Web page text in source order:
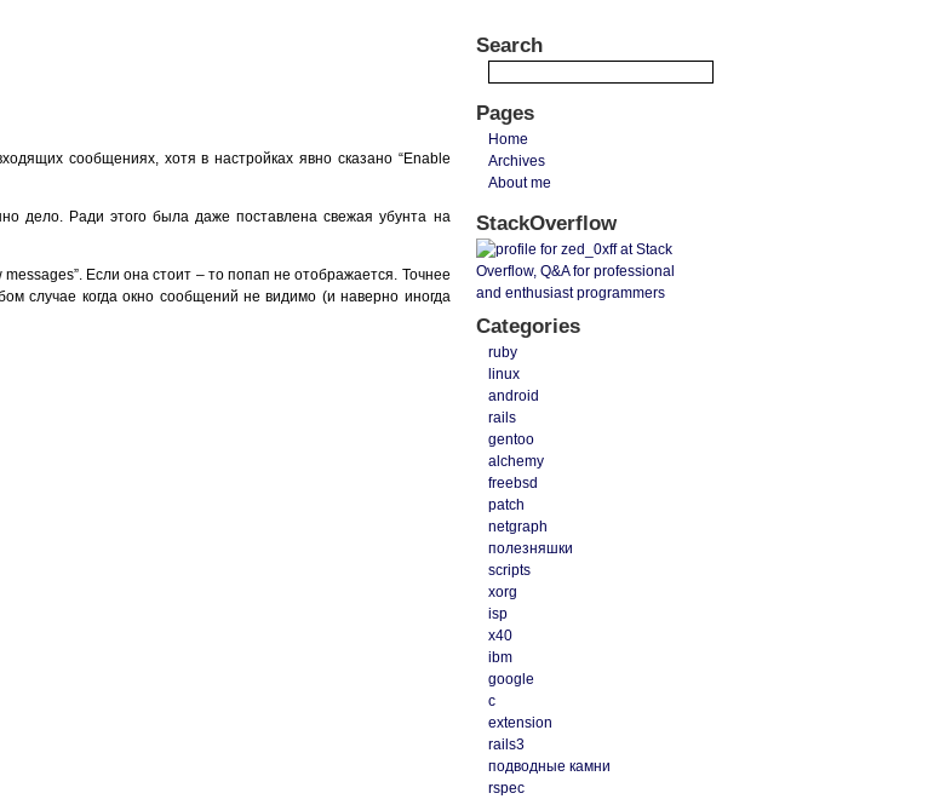
сообщениях, хотя в настройках явно сказано “Enable
дело. Ради этого была даже поставлена свежая убунта на
Если она стоит – то попап не отображается. Точнее
случае когда окно сообщений не видимо (и наверно иногда
Search
Pages
Home
Archives
About me
StackOverflow
Categories
ruby
linux
android
rails
gentoo
alchemy
freebsd
patch
netgraph
полезняшки
scripts
xorg
isp
x40
ibm
google
c
extension
rails3
подводные камни
rspec